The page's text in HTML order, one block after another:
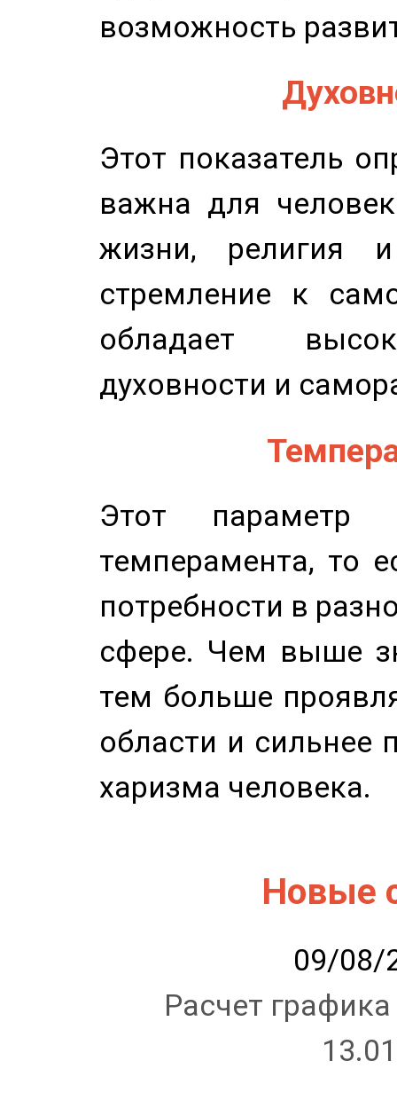
возможность
Этот показатель
важна для
жизни, религия
стремление к
обладает
духовности и
Этот параметр
темперамента, то
потребности в
сфере. Чем выше
тем больше
области и сильнее
харизма человека.
Новые
09/08/
Расчет